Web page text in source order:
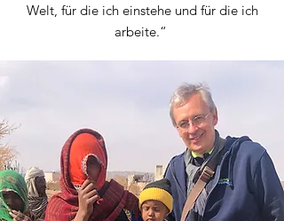
Welt, für die ich einstehe und für die ich
arbeite.“